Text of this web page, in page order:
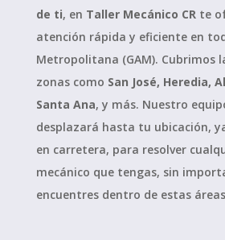
de ti, en Taller Mecánico CRte
atención rápida y eficiente en
Metropolitana (GAM). Cubrimos
zonas como San José, Heredia,
Santa Ana, y más. Nuestro
desplazará hasta tu ubicación,
en carretera, para resolver
mecánico que tengas, sin
encuentres dentro de estas